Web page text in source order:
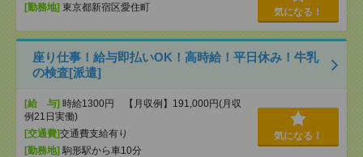
[勤務地] 東京都新宿区愛住町 気になる！
座り仕事！給与即払いOK！高時給！平日休み！牛乳
の検査[派遣]
[給 与] 時給1300円 【月収例】191,000円(月収
例21日実働)
[交通費]交通費支給有り
[勤務地] 駒形駅から車10分
気になる！